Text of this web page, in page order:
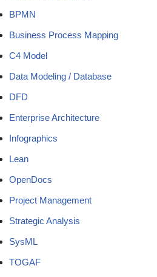
BPMN
Business Process Mapping
C4 Model
Data Modeling / Database
DFD
Enterprise Architecture
Infographics
Lean
OpenDocs
Project Management
Strategic Analysis
SysML
TOGAF